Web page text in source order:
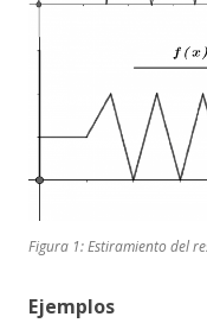
Figura 1: Estiramiento del
Ejemplos